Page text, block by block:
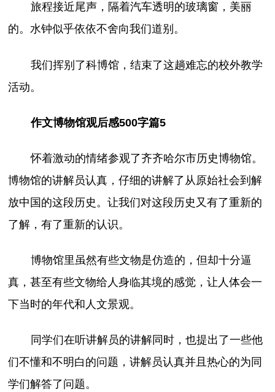
旅程接近尾声，隔着汽车透明的玻璃窗，美丽
的。水钟似乎依依不舍向我们道别。
我们挥别了科博馆，结束了这趟难忘的校外教学
活动。
作文博物馆观后感500字篇5
怀着激动的情绪参观了齐齐哈尔市历史博物馆。
博物馆的讲解员认真，仔细的讲解了从原始社会到解
放中国的这段历史。让我们对这段历史又有了重新的
了解，有了重新的认识。
博物馆里虽然有些文物是仿造的，但却十分逼
真，甚至有些文物给人身临其境的感觉，让人体会一
下当时的年代和人文景观。
同学们在听讲解员的讲解同时，也提出了一些他
们不懂和不明白的问题，讲解员认真并且热心的为同
学们解答了问题。